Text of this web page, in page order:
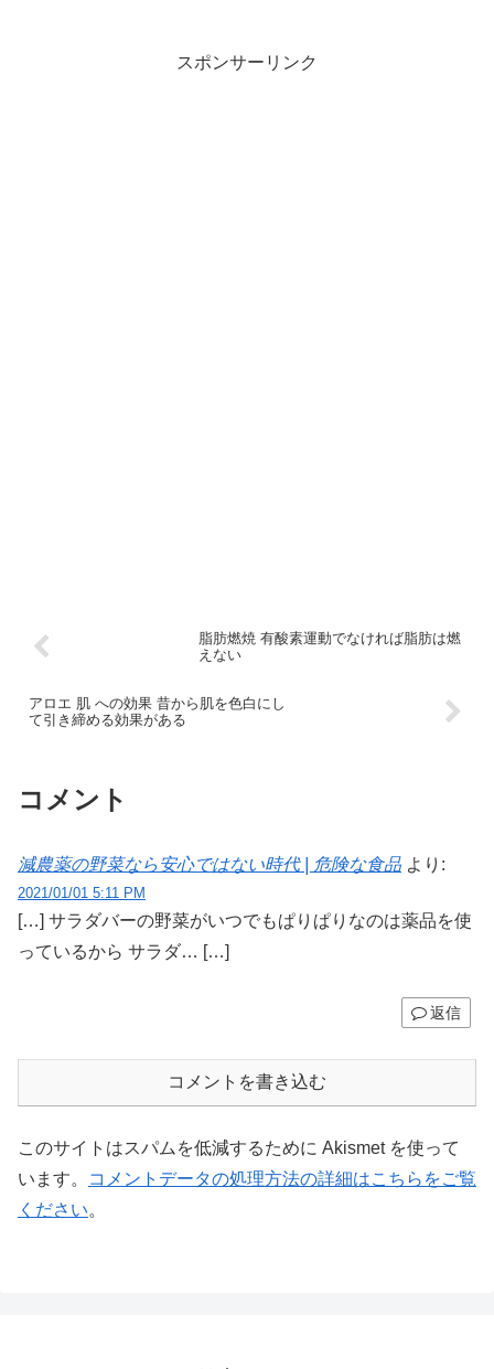
スポンサーリンク
脂肪燃焼 有酸素運動でなければ脂肪は燃
えない
アロエ 肌 への効果 昔から肌を色白にし
て引き締める効果がある
コメント
減農薬の野菜なら安心ではない時代 | 危険な食品 より:
2021/01/01 5:11 PM
[…] サラダバーの野菜がいつでもぱりぱりなのは薬品を使
っているから サラダ… […]
返信
コメントを書き込む
このサイトはスパムを低減するために Akismet を使って
います。
コメントデータの処理方法の詳細はこちらをご覧
ください。